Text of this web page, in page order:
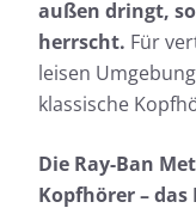
außen dringt,
herrscht. Für
leisen
klassische
Die Ray-Ban
Kopfhörer –